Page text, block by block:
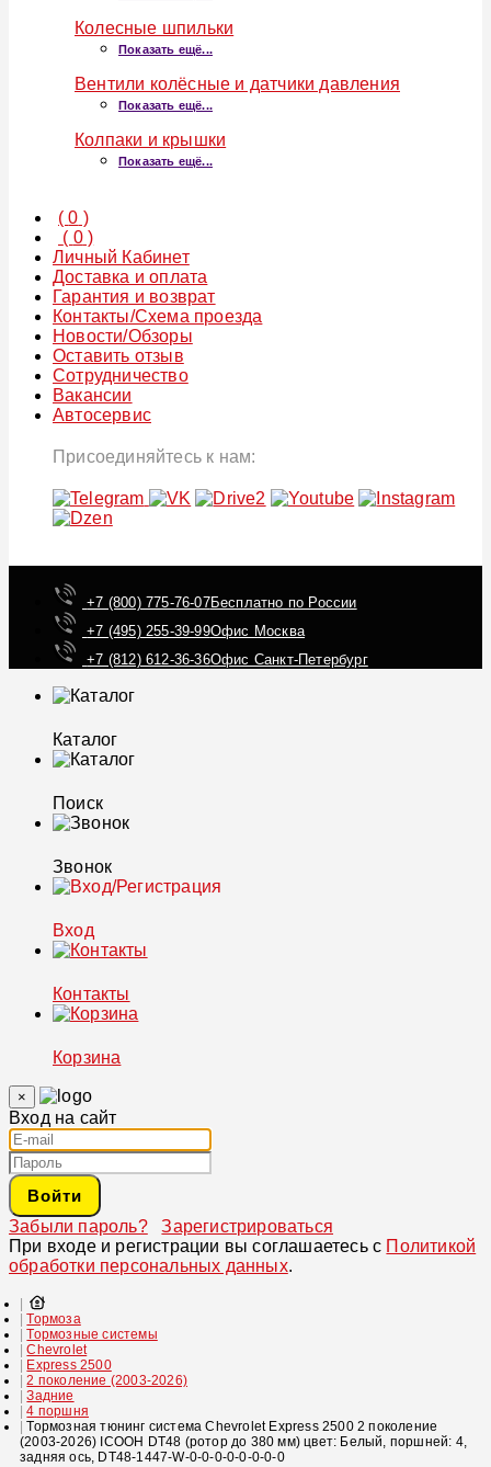
Колесные шпильки
Показать ещё...
Вентили колёсные и датчики давления
Показать ещё...
Колпаки и крышки
Показать ещё...
(0 )
( 0)
Личный Кабинет
Доставка и оплата
Гарантия и возврат
Контакты/Схема проезда
Новости/Обзоры
Оставить отзыв
Сотрудничество
Вакансии
Автосервис
Присоединяйтесь к нам:
+7 (800) 775-76-07Бесплатно по России
+7 (495) 255-39-99Офис Москва
+7 (812) 612-36-36Офис Санкт-Петербург
Каталог
Поиск
Звонок
Вход
Контакты
Корзина
×
Вход на сайт
Войти
Забыли пароль?
Зарегистрироваться
При входе и регистрации вы соглашаетесь с Политикой
обработки персональных данных.
Тормоза
Тормозные системы
Chevrolet
Express 2500
2 поколение (2003-2026)
Задние
4 поршня
Тормозная тюнинг система Chevrolet Express 2500 2 поколение
(2003-2026) ICOOH DT48 (ротор до 380 мм) цвет: Белый, поршней: 4,
задняя ось, DT48-1447-W-0-0-0-0-0-0-0-0